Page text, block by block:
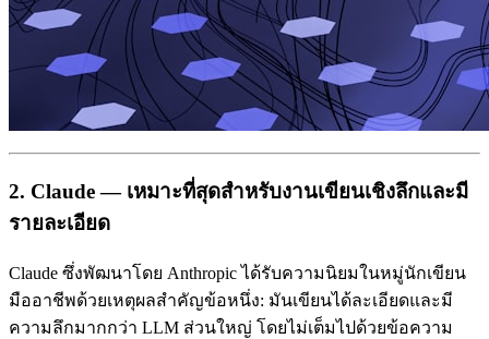
2. Claude — เหมาะที่สุดสำหรับงานเขียนเชิงลึกและมี
รายละเอียด
Claude ซึ่งพัฒนาโดย Anthropic ได้รับความนิยมในหมู่นักเขียน
มืออาชีพด้วยเหตุผลสำคัญข้อหนึ่ง: มันเขียนได้ละเอียดและมี
ความลึกมากกว่า LLM ส่วนใหญ่ โดยไม่เต็มไปด้วยข้อความ